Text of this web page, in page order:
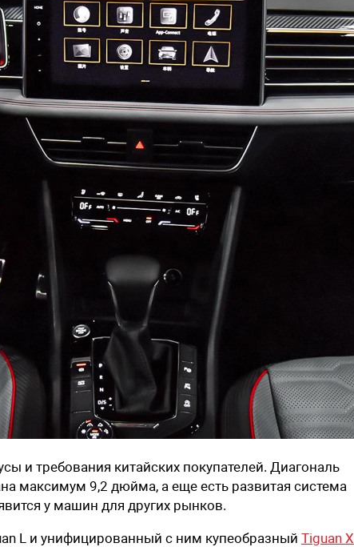
и требования китайских покупателей. Диагональ
максимум 9,2 дюйма, а еще есть развитая система
у машин для других рынков.
L и унифицированный с ним купеобразный Tiguan X